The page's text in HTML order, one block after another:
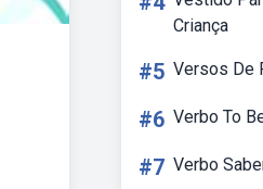
Criança
#5 Versos De
#6 Verbo To
#7 Verbo